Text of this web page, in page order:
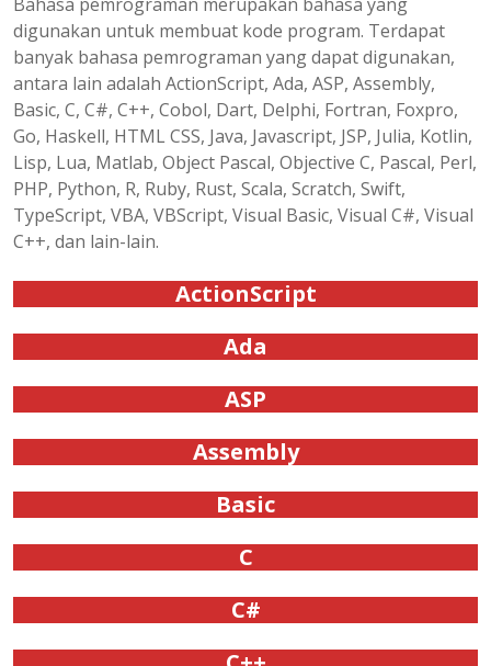
Bahasa pemrograman merupakan bahasa yang
digunakan untuk membuat kode program. Terdapat
banyak bahasa pemrograman yang dapat digunakan,
antara lain adalah ActionScript, Ada, ASP, Assembly,
Basic, C, C#, C++, Cobol, Dart, Delphi, Fortran, Foxpro,
Go, Haskell, HTML CSS, Java, Javascript, JSP, Julia, Kotlin,
Lisp, Lua, Matlab, Object Pascal, Objective C, Pascal, Perl,
PHP, Python, R, Ruby, Rust, Scala, Scratch, Swift,
TypeScript, VBA, VBScript, Visual Basic, Visual C#, Visual
C++, dan lain-lain.
ActionScript
Ada
ASP
Assembly
Basic
C
C#